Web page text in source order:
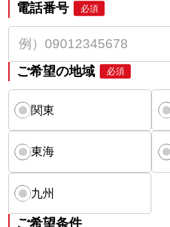
電話番号 必須
ご希望の地域 必須
関東
東海
九州
ご希望条件